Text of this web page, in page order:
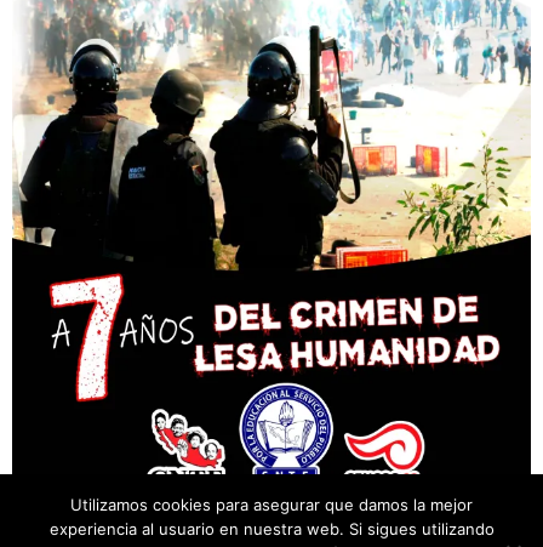
Utilizamos cookies para asegurar que damos la mejor
experiencia al usuario en nuestra web. Si sigues utilizando